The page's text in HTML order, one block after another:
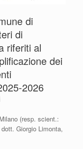
di
di
riferiti al
dei
2026
(resp. scient.:
Giorgio Limonta,